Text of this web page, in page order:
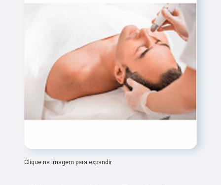
Clique na imagem para expandir